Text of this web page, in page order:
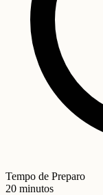
Tempo de Preparo
20 minutos